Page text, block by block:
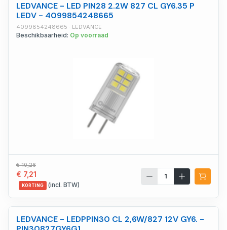
LEDVANCE - LED PIN28 2.2W 827 CL GY6.35 P
LEDV - 4099854248665
4099854248665 · LEDVANCE
Beschikbaarheid: Op voorraad
€ 10,26
€ 7,21
KORTING (incl. BTW)
LEDVANCE - LEDPPIN30 CL 2,6W/827 12V GY6. -